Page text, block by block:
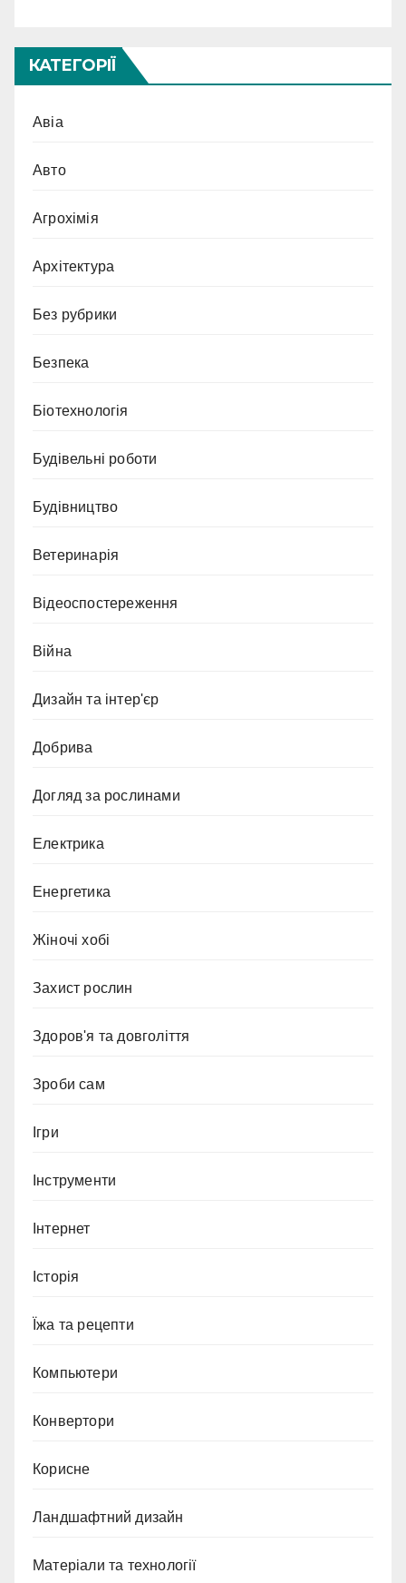
КАТЕГОРІЇ
Авіа
Авто
Агрохімія
Архітектура
Без рубрики
Безпека
Біотехнологія
Будівельні роботи
Будівництво
Ветеринарія
Відеоспостереження
Війна
Дизайн та інтер'єр
Добрива
Догляд за рослинами
Електрика
Енергетика
Жіночі хобі
Захист рослин
Здоров'я та довголіття
Зроби сам
Ігри
Інструменти
Інтернет
Історія
Їжа та рецепти
Компьютери
Конвертори
Корисне
Ландшафтний дизайн
Матеріали та технології